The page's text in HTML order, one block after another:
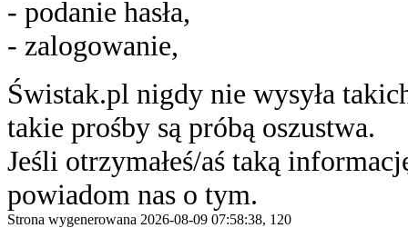
- podanie hasła,
- zalogowanie,
Świstak.pl nigdy nie wysyła
takie prośby są próbą oszustwa.
Jeśli otrzymałeś/aś taką
powiadom nas o tym.
Strona wygenerowana 2026-08-09 07:58:38, 120